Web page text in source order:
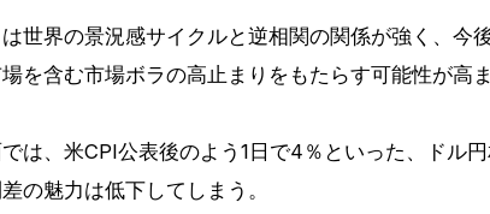
世界の景況感サイクルと逆相関の関係が強く、今
を含む市場ボラの高止まりをもたらす可能性が高
は、米CPI公表後のよう1日で4％といった、ドル
の魅力は低下してしまう。